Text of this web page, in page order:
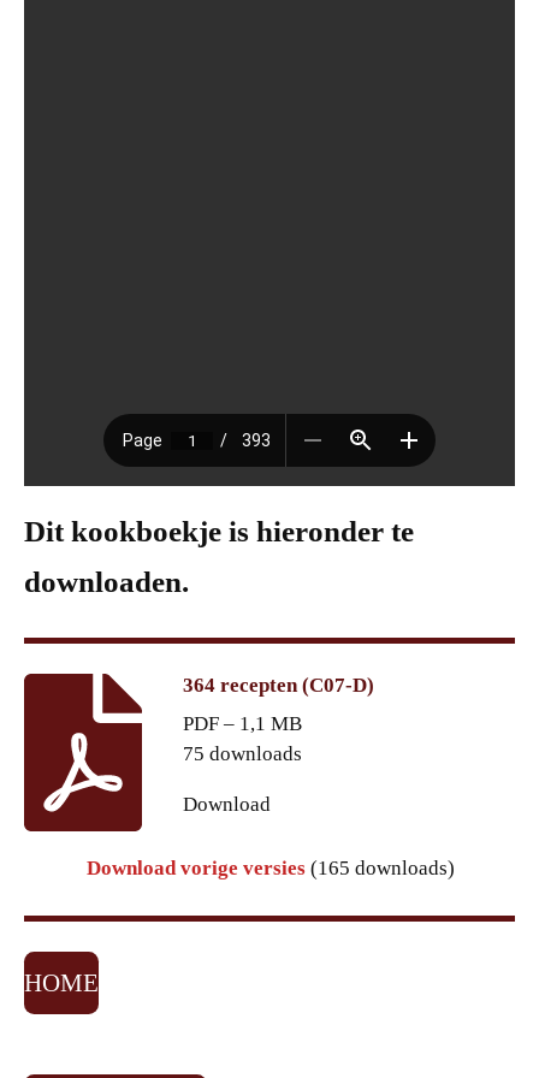
Dit kookboekje is hieronder te
downloaden.
364 recepten (C07-D)
PDF – 1,1 MB
75 downloads
Download
Download vorige versies (165 downloads)
HOME